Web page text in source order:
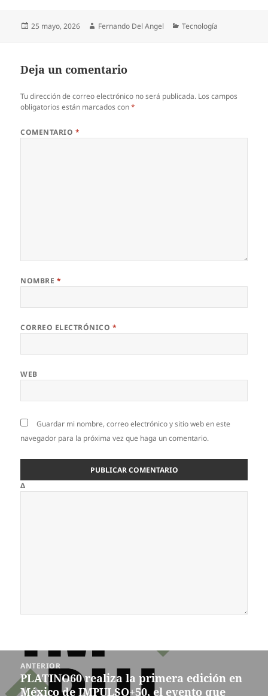
Publicado
25 mayo, 2026 Autor
Fernando Del Angel Categorías
Tecnología
Deja un comentario
Tu dirección de correo electrónico no será publicada. Los campos
obligatorios están marcados con*
COMENTARIO *
NOMBRE *
CORREO ELECTRÓNICO *
WEB
Guardar mi nombre, correo electrónico y sitio web en este
navegador para la próxima vez que haga un comentario.
Δ
Navegación
entradas
ANTERIOR
Entrada
anterior:
PLATINO60 realiza la primera edición en
México de IMPULSO+50, el evento que